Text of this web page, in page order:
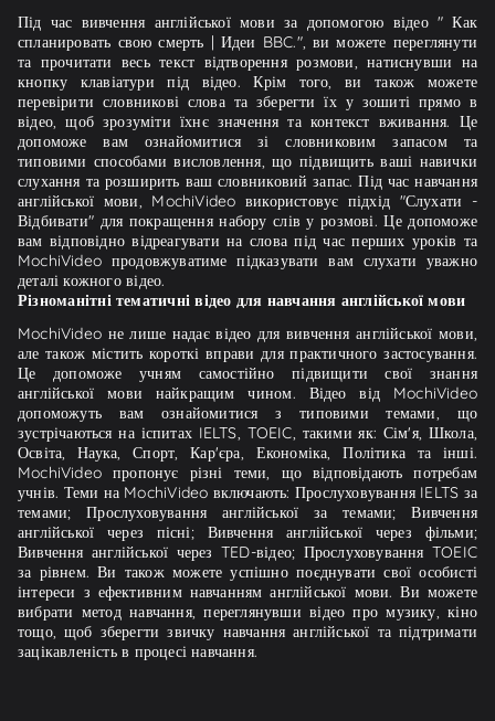
Під час вивчення англійської мови за допомогою відео " Как
спланировать свою смерть | Идеи BBC.", ви можете переглянути
та прочитати весь текст відтворення розмови, натиснувши на
кнопку клавіатури під відео. Крім того, ви також можете
перевірити словникові слова та зберегти їх у зошиті прямо в
відео, щоб зрозуміти їхнє значення та контекст вживання. Це
допоможе вам ознайомитися зі словниковим запасом та
типовими способами висловлення, що підвищить ваші навички
слухання та розширить ваш словниковий запас. Під час навчання
англійської мови, MochiVideo використовує підхід "Слухати -
Відбивати" для покращення набору слів у розмові. Це допоможе
вам відповідно відреагувати на слова під час перших уроків та
MochiVideo продовжуватиме підказувати вам слухати уважно
деталі кожного відео.
Різноманітні тематичні відео для навчання англійської мови
MochiVideo не лише надає відео для вивчення англійської мови,
але також містить короткі вправи для практичного застосування.
Це допоможе учням самостійно підвищити свої знання
англійської мови найкращим чином. Відео від MochiVideo
допоможуть вам ознайомитися з типовими темами, що
зустрічаються на іспитах IELTS, TOEIC, такими як: Сім'я, Школа,
Освіта, Наука, Спорт, Кар'єра, Економіка, Політика та інші.
MochiVideo пропонує різні теми, що відповідають потребам
учнів. Теми на MochiVideo включають: Прослуховування IELTS за
темами; Прослуховування англійської за темами; Вивчення
англійської через пісні; Вивчення англійської через фільми;
Вивчення англійської через TED-відео; Прослуховування TOEIC
за рівнем. Ви також можете успішно поєднувати свої особисті
інтереси з ефективним навчанням англійської мови. Ви можете
вибрати метод навчання, переглянувши відео про музику, кіно
тощо, щоб зберегти звичку навчання англійської та підтримати
зацікавленість в процесі навчання.